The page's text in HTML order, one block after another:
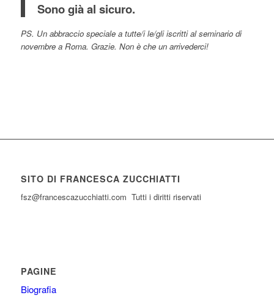
Sono già al sicuro.
PS. Un abbraccio speciale a tutte/i le/gli iscritti al seminario di
novembre a Roma. Grazie. Non è che un arrivederci!
SITO DI FRANCESCA ZUCCHIATTI
fsz@francescazucchiatti.com Tutti i diritti riservati
PAGINE
Biografia